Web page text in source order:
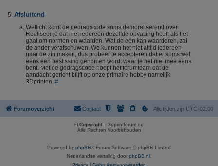
Afsluitend
Wellicht komt de gedragscode soms demoraliserend over.
Realiseer je dat niet iedereen dezelfde opvatting heeft als het
gaat om normen en waarden. Wat de één kan waarderen, zal
de ander verafschuwen. We kunnen het niet altijd iedereen
naar de zin maken, dus probeer te accepteren dat er soms wel
eens een beslissing genomen wordt waar je het niet mee eens
bent. Met de gedragscode hoopt het forumteam dat de
aandacht gericht blijft op onze primaire hobby namelijk
3Dprinten. #
Forumoverzicht Alle tijden zijn UTC+02:00
Contact
© Copyright! - 3dprintforum.eu
Alle Rechten Voorbehouden
Powered by phpBB® Forum Software © phpBB Limited
Nederlandse vertaling door phpBB.nl
Privacy | Gebruikersvoorwaarden